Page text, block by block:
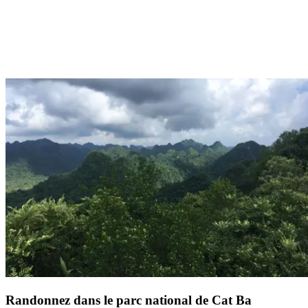
Surnommée la « baie d'Halong terrestre », la région de Trang An à
Ninh Binh dévoile un paysage harmonieux de pitons calcaires, de
rizières lumineuses et de grottes mystérieuses à explorer en barque.
Classé au patrimoine mondial de l'UNESCO, ce site se découvre au
fil de l'eau, à travers des passages souterrains et des vallées secrètes.
Entre pagodes nichées dans la végétation et falaises plongeant dans
les rivières, l'expérience invite à la contemplation et à
l'émerveillement. Ce voyage hors du temps, entre nature préservée et
spiritualité, s'inscrit comme une étape inoubliable de vos voyages au
Vietnam, où sérénité rime avec enchantement.
Randonnez dans le parc national de Cat Ba